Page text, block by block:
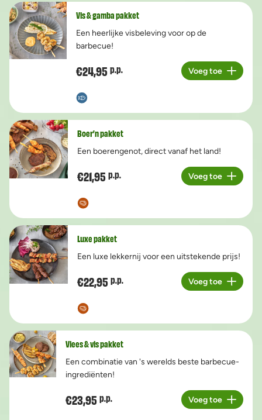
Vis & gamba pakket
Een heerlijke visbeleving voor op de
barbecue!
€24,95 p.p.
Aantal
Voeg toe
Boer’n pakket
Een boerengenot, direct vanaf het land!
€21,95 p.p.
Aantal
Voeg toe
Luxe pakket
Een luxe lekkernij voor een uitstekende prijs!
€22,95 p.p.
Aantal
Voeg toe
Vlees & vis pakket
Een combinatie van 's werelds beste barbecue-
ingrediënten!
€23,95 p.p.
Aantal
Voeg toe